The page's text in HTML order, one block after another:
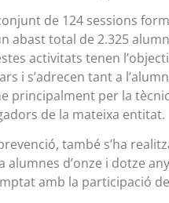
de 124 sessions
abast total de 2.325
activitats tenen
i s’adrecen tant a
per la
de la mateixa entitat.
també s’ha
alumnes d’onze i dotze
amb la participació